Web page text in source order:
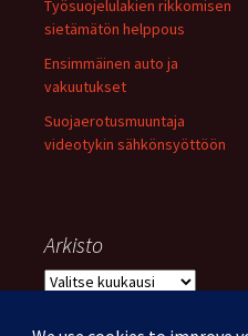
Työsuojelulakien rikkomisen
sietämätön helppous
Ensimmäinen auto ja
vakuutukset
Suojaerotusmuuntaja
videotykin sähkönsyöttöön
Arkisto
Arkisto